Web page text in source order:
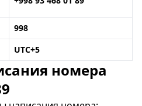
998
UTC+5
номера